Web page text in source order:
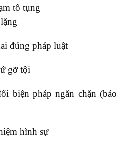
tố tụng
đúng pháp luật
gỡ tội
biện pháp ngăn chặn (bảo
hình sự